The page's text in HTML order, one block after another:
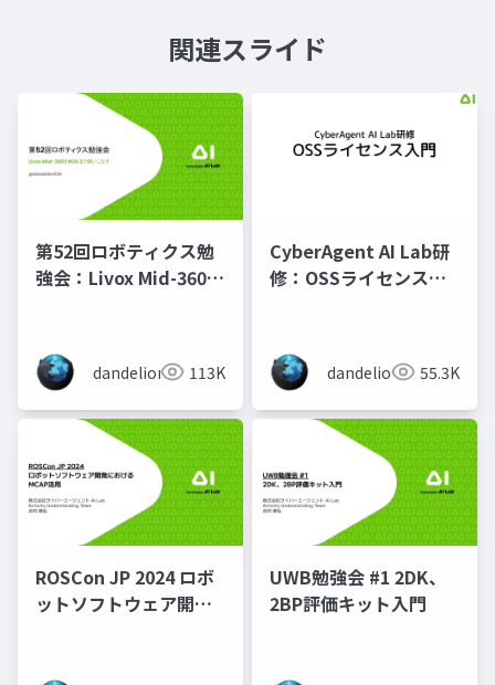
関連スライド
第52回ロボティクス勉
強会：Livox Mid-360を
dandelion 113K
CyberAgent AI Lab研
修：OSSライセンス入
dandelion 55.3K
ROSCon JP 2024 ロボ
ットソフトウェア開発
UWB勉強会 #1 2DK、
2BP評価キット入門